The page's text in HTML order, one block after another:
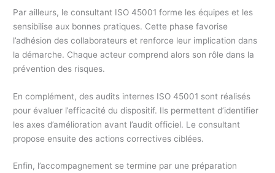
Par ailleurs, le consultant ISO 45001 forme les équipes et les
sensibilise aux bonnes pratiques. Cette phase favorise
l’adhésion des collaborateurs et renforce leur implication dans
la démarche. Chaque acteur comprend alors son rôle dans la
prévention des risques.
En complément, des audits internes ISO 45001 sont réalisés
pour évaluer l’efficacité du dispositif. Ils permettent d’identifier
les axes d’amélioration avant l’audit officiel. Le consultant
propose ensuite des actions correctives ciblées.
Enfin, l’accompagnement se termine par une préparation